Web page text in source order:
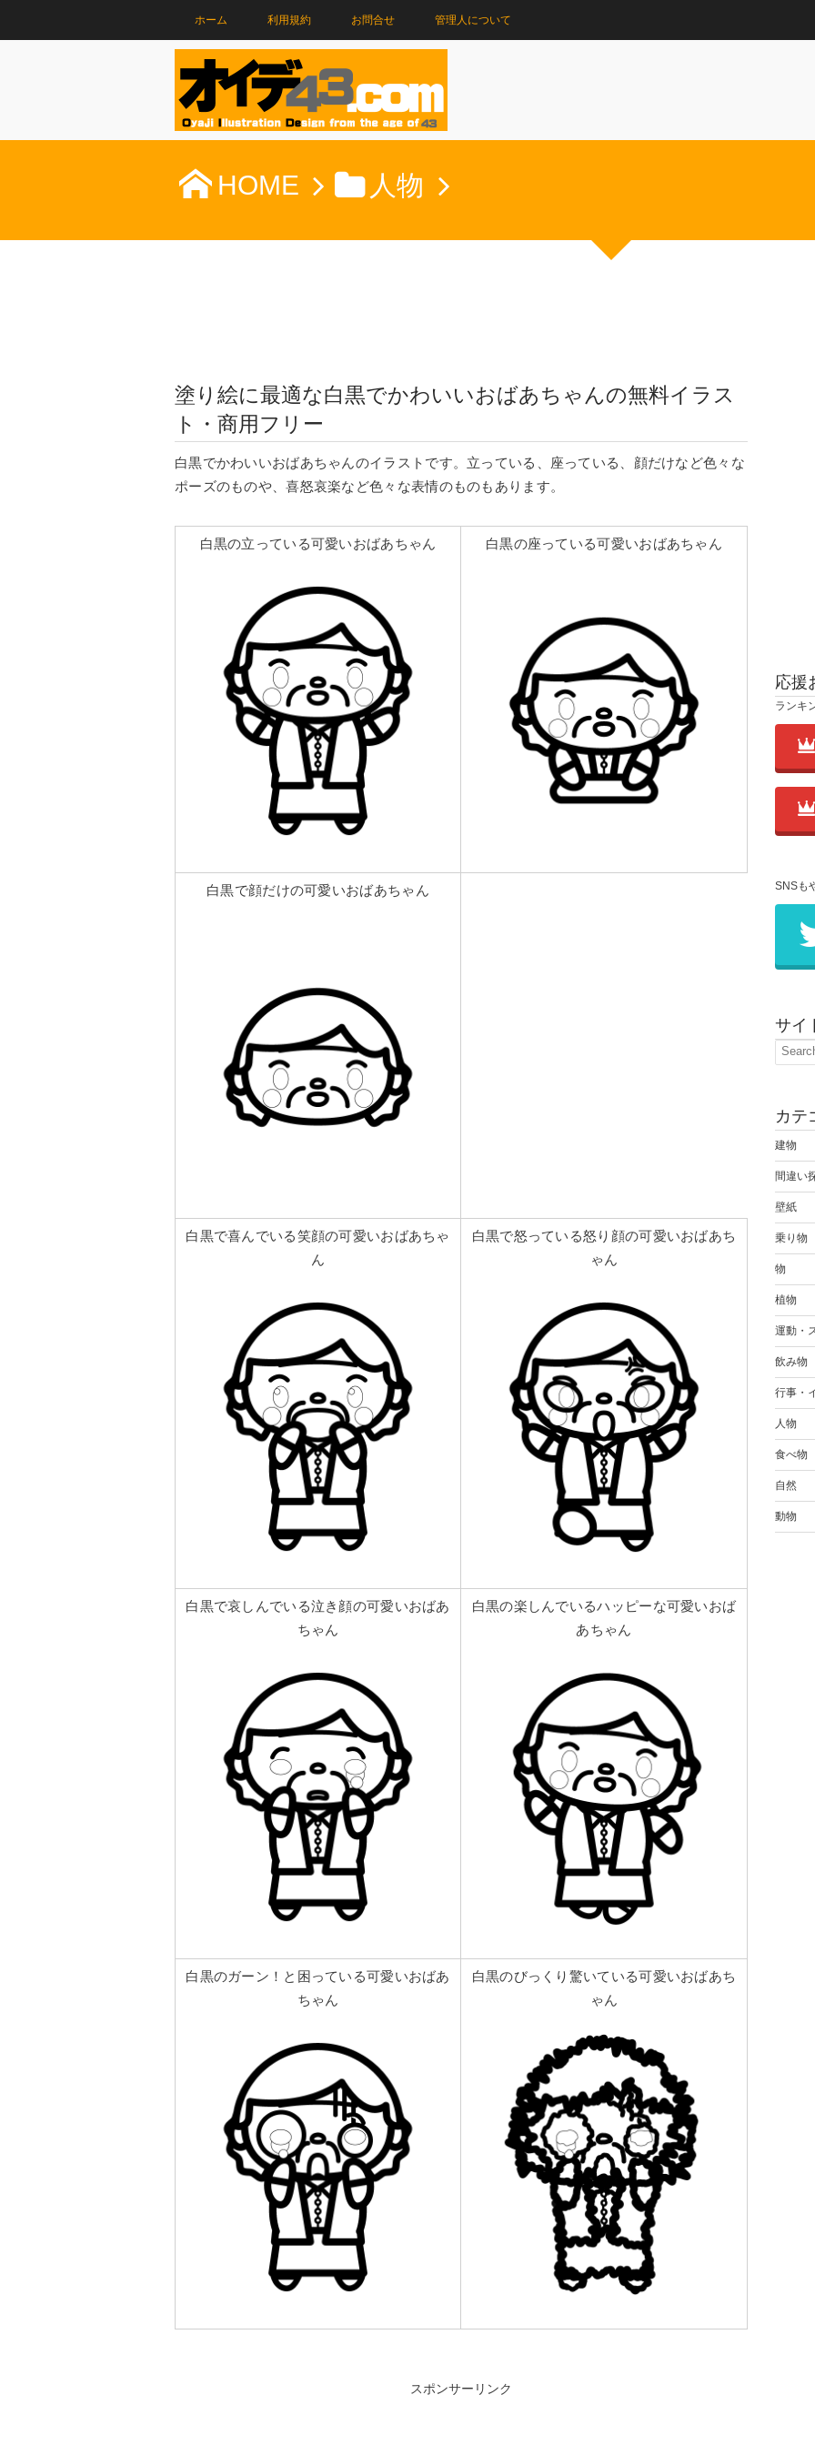
ホーム 利用規約 お問合せ 管理人について
HOME 人物
塗り絵に最適な白黒でかわいいおばあちゃんの無料イラス
ト・商用フリー
白黒でかわいいおばあちゃんのイラストです。立っている、座っている、顔だけなど色々な
ポーズのものや、喜怒哀楽など色々な表情のものもあります。
白黒の立っている可愛いおばあちゃん 白黒の座っている可愛いおばあちゃん
白黒で顔だけの可愛いおばあちゃん
白黒で喜んでいる笑顔の可愛いおばあちゃ
ん
白黒で怒っている怒り顔の可愛いおばあち
ゃん
白黒で哀しんでいる泣き顔の可愛いおばあ
ちゃん
白黒の楽しんでいるハッピーな可愛いおば
あちゃん
白黒のガーン！と困っている可愛いおばあ
ちゃん
白黒のびっくり驚いている可愛いおばあち
ゃん
スポンサーリンク
応援
ランキ
SNSも
サイ
カテ
建物
間違い
壁紙
乗り物
物
植物
運動・
飲み物
行事・
人物
食べ物
自然
動物